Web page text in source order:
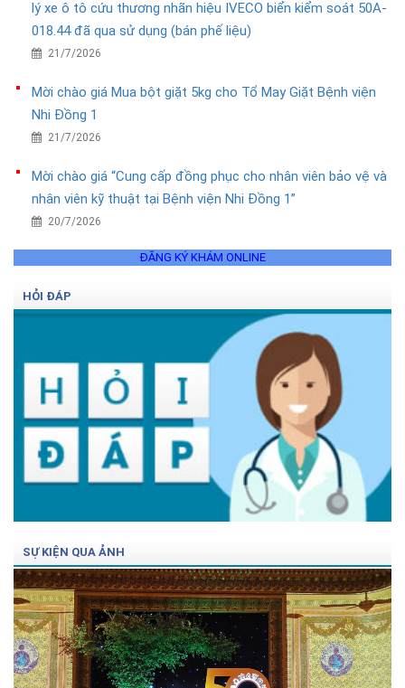
lý xe ô tô cứu thương nhãn hiệu IVECO biển kiểm soát 50A-
018.44 đã qua sử dụng (bán phế liệu)
21/7/2026
Mời chào giá Mua bột giặt 5kg cho Tổ May Giặt Bệnh viện
Nhi Đồng 1
21/7/2026
Mời chào giá “Cung cấp đồng phục cho nhân viên bảo vệ và
nhân viên kỹ thuật tại Bệnh viện Nhi Đồng 1”
20/7/2026
ĐĂNG KÝ KHÁM ONLINE
HỎI ĐÁP
SỰ KIỆN QUA ẢNH